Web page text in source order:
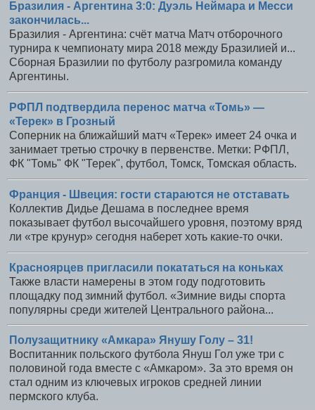
Бразилия - Аргентина 3:0: Дуэль Неймара и Месси
закончилась...
Бразилия - Аргентина: счёт матча Матч отборочного
турнира к чемпионату мира 2018 между Бразилией и...
Сборная Бразилии по футболу разгромила команду
Аргентины.
РФПЛ подтвердила перенос матча «Томь» —
«Терек» в Грозный
Соперник на ближайший матч «Терек» имеет 24 очка и
занимает третью строчку в первенстве. Метки: РФПЛ,
ФК "Томь" ФК "Терек", футбол, Томск, Томская область.
Франция - Швеция: гости стараются не отставать
Коллектив Дидье Дешама в последнее время
показывает футбол высочайшего уровня, поэтому вряд
ли «тре крунур» сегодня наберет хоть какие-то очки.
Красноярцев пригласили покататься на коньках
Также власти намерены в этом году подготовить
площадку под зимний футбол. «Зимние виды спорта
популярны среди жителей Центрального района...
Полузащитнику «Амкара» Янушу Голу – 31!
Воспитанник польского футбола Януш Гол уже три с
половиной года вместе с «Амкаром». За это время он
стал одним из ключевых игроков средней линии
пермского клуба.